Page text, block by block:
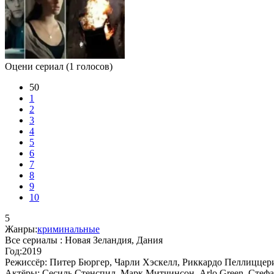
Оцени сериал (1 голосов)
50
1
2
3
4
5
6
7
8
9
10
5
Жанры:криминальные
Все сериалы : Новая Зеландия, Дания
Год:2019
Режиссёр: Питер Бюргер, Чарли Хэскелл, Риккардо